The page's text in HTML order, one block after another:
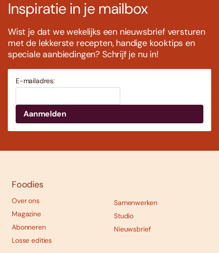
Inspiratie in je mailbox
Wist je dat we wekelijks een nieuwsbrief versturen
met de lekkerste recepten, handige kooktips en
speciale aanbiedingen? Schrijf je nu in!
E-mailadres:
Foodies
Over ons
Magazine
Abonneren
Losse edities
Samenwerken
Studio
Nieuwsbrief